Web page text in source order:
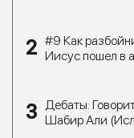
#9 Как
Иисус пошел в
Дебаты:
Шабир Али